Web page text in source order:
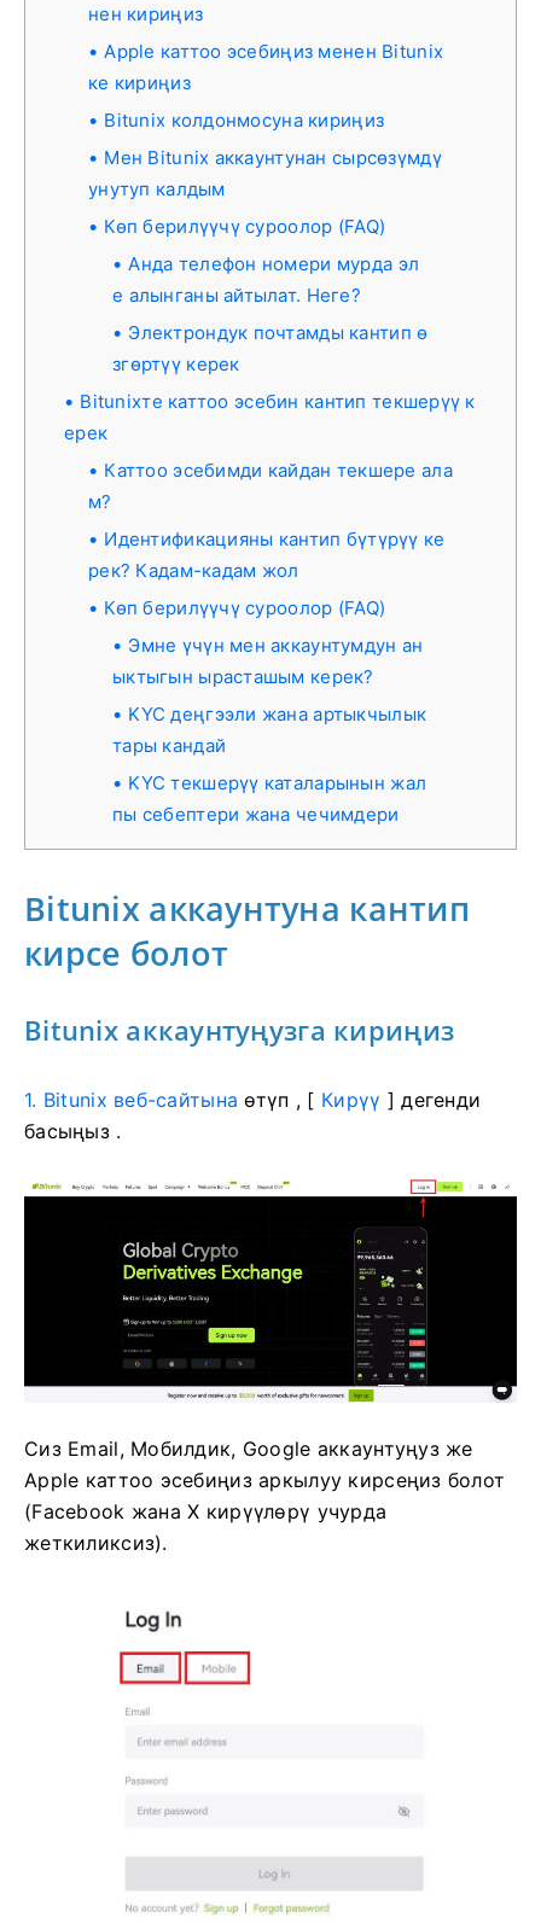
нен кириңиз
Apple каттоо эсебиңиз менен Bitunix
ке кириңиз
Bitunix колдонмосуна кириңиз
Мен Bitunix аккаунтунан сырсөзүмдү
унутуп калдым
Көп берилүүчү суроолор (FAQ)
Анда телефон номери мурда эл
е алынганы айтылат. Неге?
Электрондук почтамды кантип ө
згөртүү керек
Bitunixте каттоо эсебин кантип текшерүү к
ерек
Каттоо эсебимди кайдан текшере ала
м?
Идентификацияны кантип бүтүрүү ке
рек? Кадам-кадам жол
Көп берилүүчү суроолор (FAQ)
Эмне үчүн мен аккаунтумдун ан
ыктыгын ырасташым керек?
KYC деңгээли жана артыкчылык
тары кандай
KYC текшерүү каталарынын жал
пы себептери жана чечимдери
Bitunix аккаунтуна кантип
кирсе болот
Bitunix аккаунтуңузга кириңиз
1. Bitunix веб-сайтына өтүп , [ Кирүү ] дегенди
басыңыз .
Сиз Email, Мобилдик, Google аккаунтуңуз же
Apple каттоо эсебиңиз аркылуу кирсеңиз болот
(Facebook жана X кирүүлөрү учурда
жеткиликсиз).